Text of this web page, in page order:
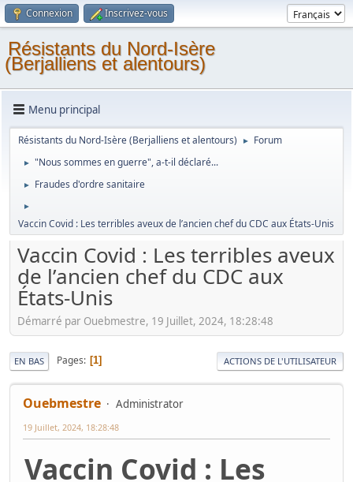
Connexion Inscrivez-vous
Résistants du Nord-Isère
(Berjalliens et alentours)
Menu principal
Résistants du Nord-Isère (Berjalliens et alentours) ► Forum
► "Nous sommes en guerre", a-t-il déclaré...
► Fraudes d'ordre sanitaire
►
Vaccin Covid : Les terribles aveux de l’ancien chef du CDC aux États-Unis
Vaccin Covid : Les terribles aveux
de l’ancien chef du CDC aux
États-Unis
Démarré par Ouebmestre, 19 Juillet, 2024, 18:28:48
EN BAS Pages 1 ACTIONS DE L'UTILISATEUR
Ouebmestre Administrator
19 Juillet, 2024, 18:28:48
Vaccin Covid : Les